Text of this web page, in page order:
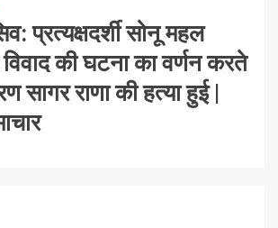
प्रत्यक्षदर्शी सोनू महल
की घटना का वर्णन करते
सागर राणा की हत्या हुई |